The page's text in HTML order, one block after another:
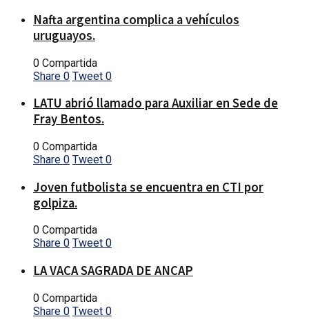
Nafta argentina complica a vehículos
uruguayos.
0 Compartida
Share 0 Tweet 0
LATU abrió llamado para Auxiliar en Sede de
Fray Bentos.
0 Compartida
Share 0 Tweet 0
Joven futbolista se encuentra en CTI por
golpiza.
0 Compartida
Share 0 Tweet 0
LA VACA SAGRADA DE ANCAP
0 Compartida
Share 0 Tweet 0